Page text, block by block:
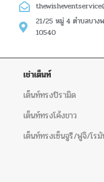
21/25 หมู่ 4 ตำบลบาง
10540
เช่าเต็นท์
เต็นท์ทรงปิรามิด
เต็นท์ทรงโค้งขาว
เต็นท์ทรงเซ็นจูรี/ฟูจิ/โร